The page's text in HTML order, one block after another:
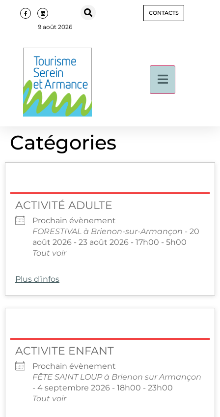
9 août 2026
CONTACTS
Catégories
ACTIVITÉ ADULTE
Prochain évènement
FORESTIVAL à Brienon-sur-Armançon - 20
août 2026 - 23 août 2026 - 17h00 - 5h00
Tout voir
Plus d’infos
ACTIVITE ENFANT
Prochain évènement
FÊTE SAINT LOUP à Brienon sur Armançon
- 4 septembre 2026 - 18h00 - 23h00
Tout voir